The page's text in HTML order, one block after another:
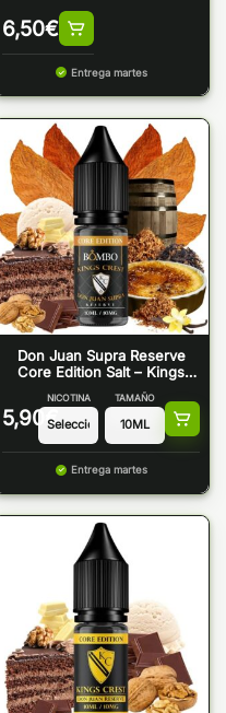
6,50€
Entrega martes
Don Juan Supra Reserve
Core Edition Salt – Kings
Crest & Bombo
5,90 €
NICOTINA TAMAÑO
Entrega martes